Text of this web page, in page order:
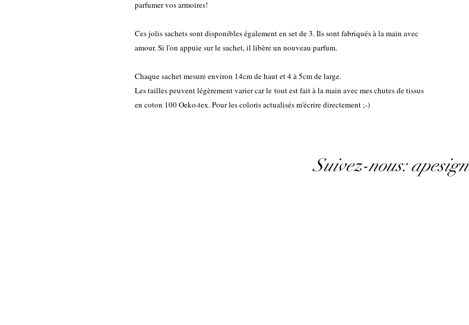
parfumer vos armoires!
Ces jolis sachets sont disponibles également en set de 3. Ils sont fabriqués à la main avec
amour. Si l'on appuie sur le sachet, il libère un nouveau parfum.
Chaque sachet mesure environ 14cm de haut et 4 à 5cm de large.
Les tailles peuvent légèrement varier car le tout est fait à la main avec mes chutes de tissus
en coton 100 Oeko-tex. Pour les coloris actualisés m'écrire directement ;-)
Suivez-nous: